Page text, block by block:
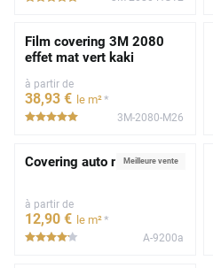
Film covering 3M 2080
effet mat vert kaki
à partir de
38,93 € le m²*
3M-2080-M26
Meilleure vente
Covering auto noir mat 2D
à partir de
12,90 € le m²*
***** A-9200a